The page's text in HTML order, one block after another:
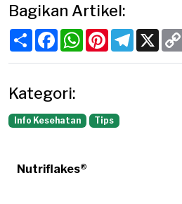
Bagikan Artikel:
ShareFacebookWhatsApp
Pinterest X
Kategori:
Info Kesehatan Tips
Nutriflakes®